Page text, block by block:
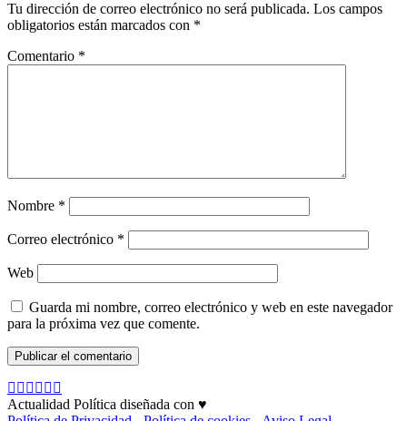
Tu dirección de correo electrónico no será publicada. Los campos
obligatorios están marcados con *
Comentario *
Nombre *
Correo electrónico *
Web
Guarda mi nombre, correo electrónico y web en este navegador
para la próxima vez que comente.
Actualidad Política diseñada con ♥